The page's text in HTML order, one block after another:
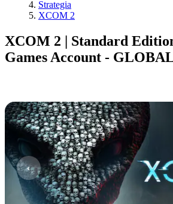
Strategia
XCOM 2
XCOM 2 | Standard
Games Account -